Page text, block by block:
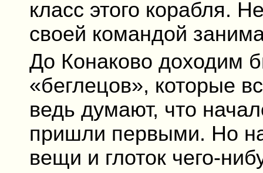
класс этого корабля.
своей командой
До Конаково доходим
«беглецов», которые
ведь думают, что
пришли первыми. Но
вещи и глоток чего-